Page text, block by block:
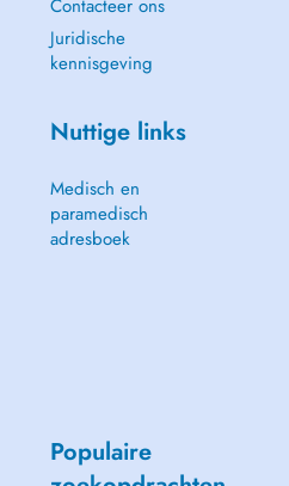
Contacteer ons
Juridische
kennisgeving
Nuttige links
Medisch en
paramedisch
adresboek
Populaire